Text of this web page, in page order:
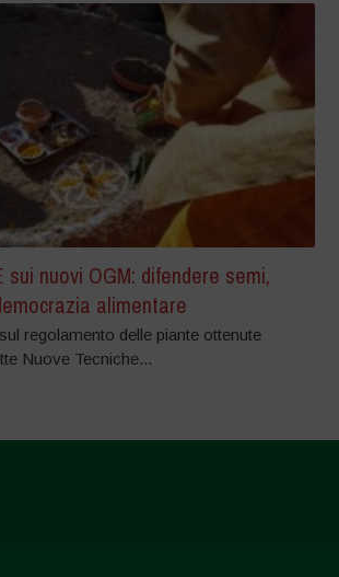
sui nuovi OGM: difendere semi,
alimentare
regolamento delle piante ottenute
Nuove Tecniche...